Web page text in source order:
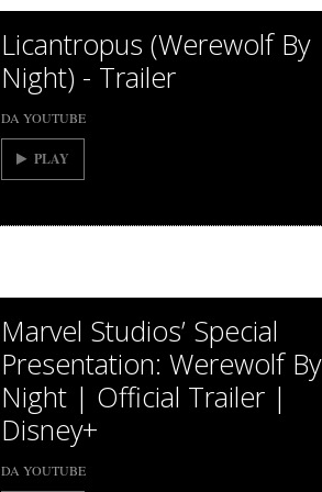
Licantropus (Werewolf By
Night) - Trailer
DA YOUTUBE
PLAY
Marvel Studios’ Special
Presentation: Werewolf By
Night | Official Trailer |
Disney+
DA YOUTUBE